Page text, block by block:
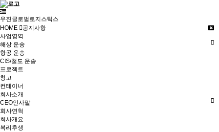
우진글로벌로지스틱스
HOME
공지사항
사업영역
해상 운송
항공 운송
CIS/철도 운송
프로젝트
창고
컨테이너
회사소개
CEO인사말
회사연혁
회사개요
복리후생